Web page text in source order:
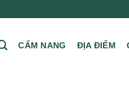
CẨM NANG ĐỊA ĐIỂM